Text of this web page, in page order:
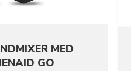
MED
GO